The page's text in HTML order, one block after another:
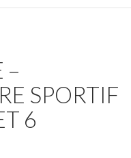
–
SPORTIF
6